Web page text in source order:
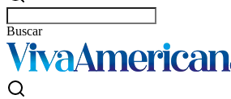
Buscarempresas em Americana